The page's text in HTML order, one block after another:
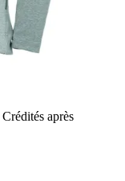
Crédités après